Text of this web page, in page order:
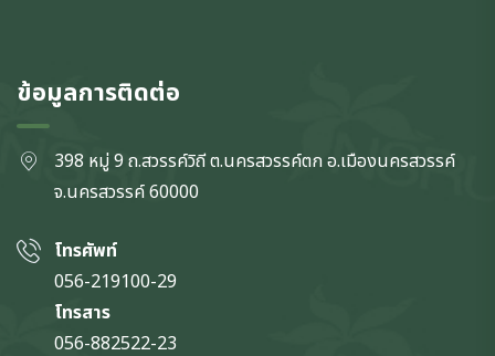
ข้อมูลการติดต่อ
398 หมู่ 9 ถ.สวรรค์วิถี ต.นครสวรรค์ตก อ.เมืองนครสวรรค์
จ.นครสวรรค์60000
โทรศัพท์
056-219100-29
โทรสาร
056-882522-23